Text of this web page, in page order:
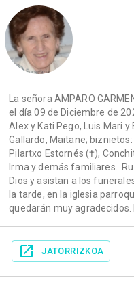
La señora AMPARO
el día 09 de Diciembre de
Alex y Kati Pego, Luis Mari
Gallardo, Maitane;
Pilartxo Estornés (†),
Irma y demás familiares.
Dios y asistan a los
la tarde, en la iglesia
quedarán muy
JATORRIZKOA